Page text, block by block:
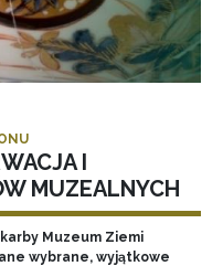
I
MUZEALNYCH
Muzeum Ziemi
wybrane, wyjątkowe